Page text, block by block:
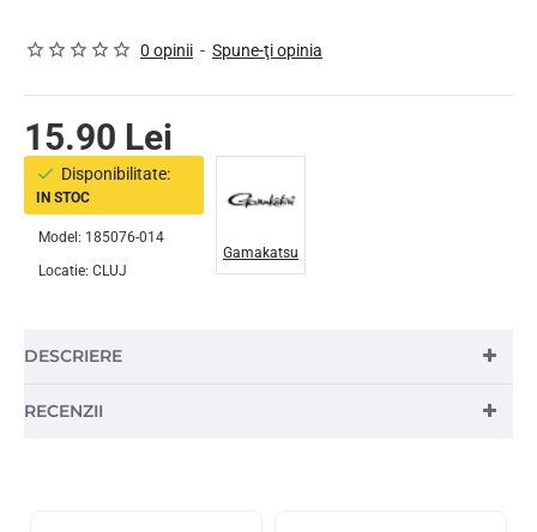
0 opinii - Spune-ţi opinia
15.90 Lei
Disponibilitate:
IN STOC
Model: 185076-014
Locatie: CLUJ
Gamakatsu
DESCRIERE
RECENZII